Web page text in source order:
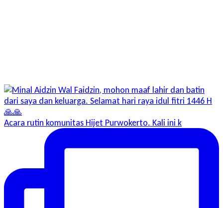
Acara rutin komunitas Hijet Purwokerto. Kali ini k